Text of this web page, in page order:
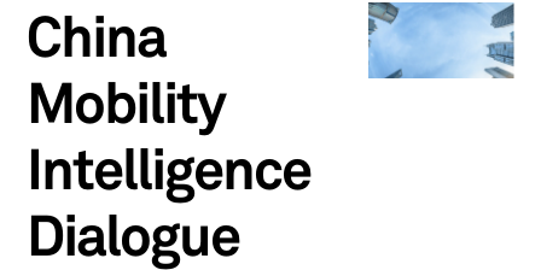
China
Mobility
Intelligence
Dialogue